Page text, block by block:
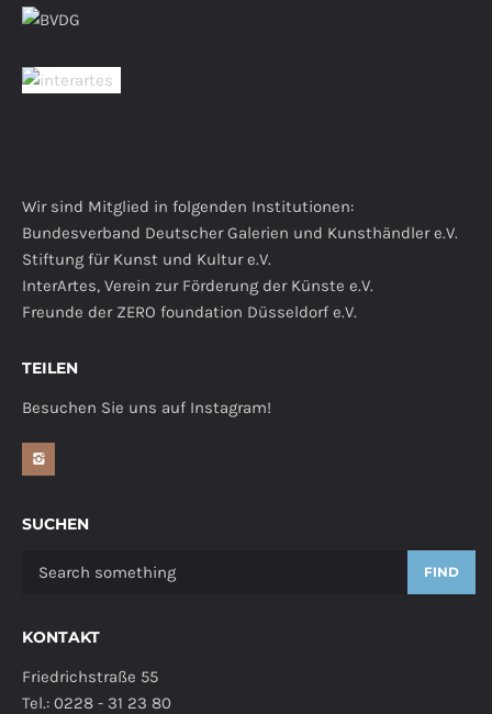
Wir sind Mitglied in folgenden Institutionen:
Bundesverband Deutscher Galerien und Kunsthändler e.V.
Stiftung für Kunst und Kultur e.V.
InterArtes, Verein zur Förderung der Künste e.V.
Freunde der ZERO foundation Düsseldorf e.V.
TEILEN
Besuchen Sie uns auf Instagram!
SUCHEN
FIND
KONTAKT
Friedrichstraße 55
Tel.: 0228 - 31 23 80